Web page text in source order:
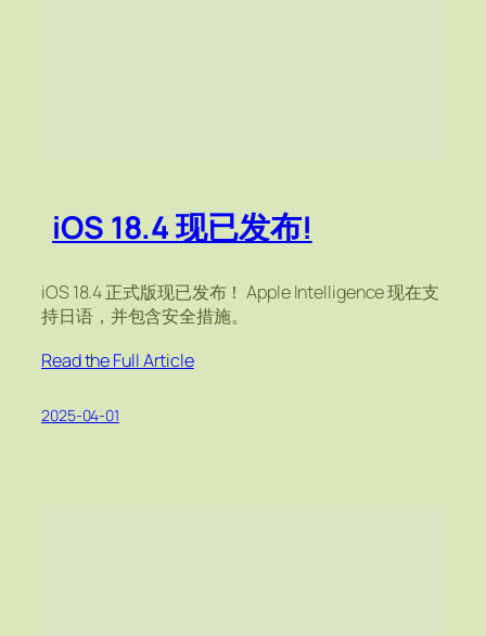
iOS 18.4 现已发布!
iOS 18.4 正式版现已发布！ Apple Intelligence 现在支
持日语，并包含安全措施。
Read the Full Article
2025-04-01